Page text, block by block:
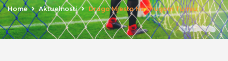
Home Aktuelnosti Drugo Mjesto Na Drugom Turniu